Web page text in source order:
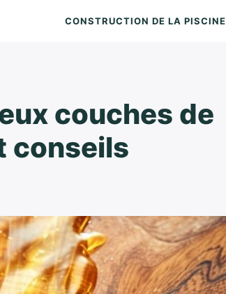
CONSTRUCTION DE LA PISCINE
couches de
conseils